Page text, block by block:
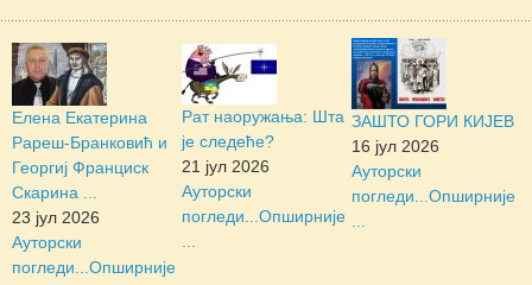
Елена Екатерина
Рареш-Бранковић и
Георгиј Франциск
Скарина ...
23 јул 2026
Ауторски
погледи... Опширније
Рат наоружања: Шта
је следеће?
21 јул 2026
Ауторски
погледи... Опширније
ЗАШТО ГОРИ КИЈЕВ
16 јул 2026
Ауторски
погледи... Опширније